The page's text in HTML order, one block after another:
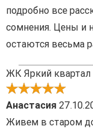
подробно все
сомнения. Цены и
остаются весьма
ЖК Яркий
Анастасия
Живем в старом